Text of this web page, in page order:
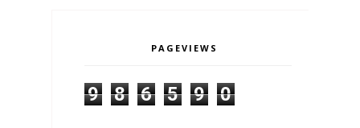
PAGEVIEWS
9 8 6 5 9 0